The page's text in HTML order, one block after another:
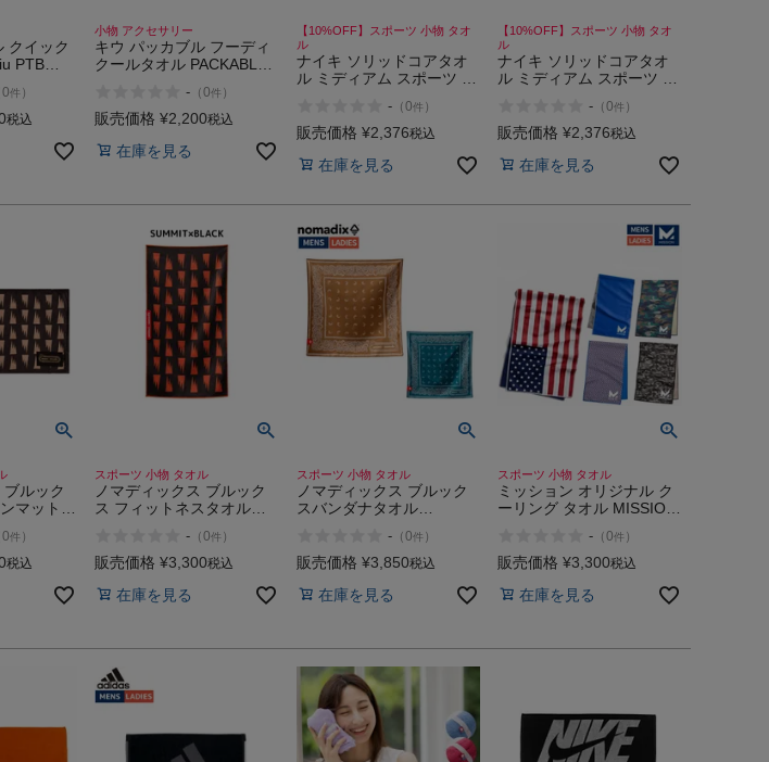
クイック
PTB
0件 ）
税込
小物 アクセサリー
キウ パッカブル フーディ
クールタオル PACKABLE
- （0件 ）
販売価格 ¥2,200税込
在庫を見る
【10%OFF】スポーツ 小物 タオ
ル
ナイキ ソリッドコアタオ
ル ミディアム スポーツ 旅
-（0件 ）
販売価格 ¥2,376税込
在庫を見る
【10%OFF】スポーツ 小物 タオ
ル
ナイキ ソリッドコアタオ
ル ミディアム スポーツ 旅
- （0件 ）
販売価格 ¥2,376税込
在庫を見る
ブルック
マット
0件 ）
税込
スポーツ 小物 タオル
ノマディックス ブルック
ス フィットネスタオル
FITNESS TOWEL
- （0件 ）
販売価格 ¥3,300税込
在庫を見る
スポーツ 小物 タオル
ノマディックス ブルック
スバンダナタオル
BANDANA TOWEL
-（0件 ）
販売価格 ¥3,850税込
在庫を見る
スポーツ 小物 タオル
ミッション オリジナル ク
ーリング タオル MISSION
- （0件 ）
販売価格 ¥3,300税込
在庫を見る